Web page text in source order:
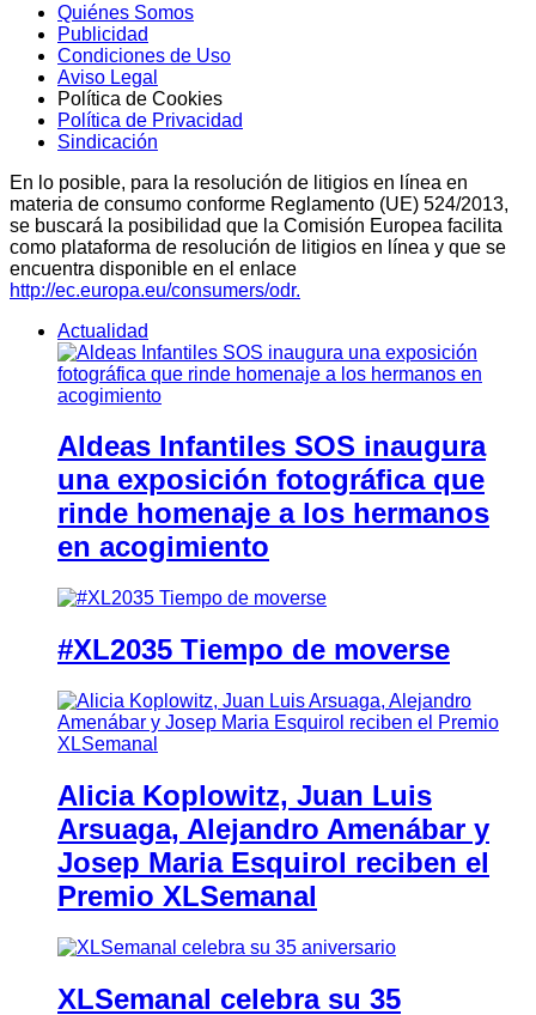
Quiénes Somos
Publicidad
Condiciones de Uso
Aviso Legal
Política de Cookies
Política de Privacidad
Sindicación
En lo posible, para la resolución de litigios en línea en
materia de consumo conforme Reglamento (UE) 524/2013,
se buscará la posibilidad que la Comisión Europea facilita
como plataforma de resolución de litigios en línea y que se
encuentra disponible en el enlace
http://ec.europa.eu/consumers/odr.
Actualidad
Aldeas Infantiles SOS inaugura
una exposición fotográfica que
rinde homenaje a los hermanos
en acogimiento
#XL2035 Tiempo de moverse
Alicia Koplowitz, Juan Luis
Arsuaga, Alejandro Amenábar y
Josep Maria Esquirol reciben el
Premio XLSemanal
XLSemanal celebra su 35